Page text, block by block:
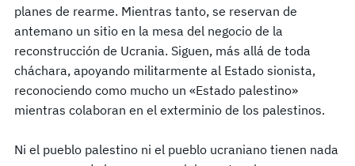
planes de rearme. Mientras tanto, se reservan de
antemano un sitio en la mesa del negocio de la
reconstrucción de Ucrania. Siguen, más allá de toda
cháchara, apoyando militarmente al Estado sionista,
reconociendo como mucho un «Estado palestino»
mientras colaboran en el exterminio de los palestinos.
Ni el pueblo palestino ni el pueblo ucraniano tienen nada